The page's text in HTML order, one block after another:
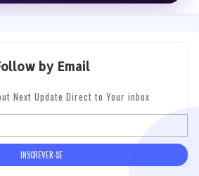
by Email
Next Update Direct to Your inbox